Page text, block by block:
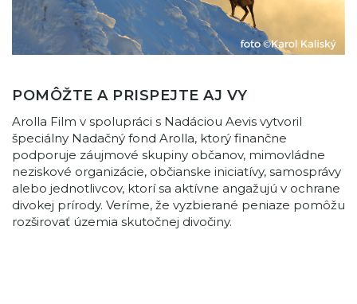
POMÔŽTE A PRISPEJTE AJ VY
Arolla Film v spolupráci s Nadáciou Aevis vytvoril
špeciálny Nadačný fond Arolla, ktorý finančne
podporuje záujmové skupiny občanov, mimovládne
neziskové organizácie, občianske iniciatívy, samosprávy
alebo jednotlivcov, ktorí sa aktívne angažujú v ochrane
divokej prírody. Veríme, že vyzbierané peniaze pomôžu
rozširovať územia skutočnej divočiny.